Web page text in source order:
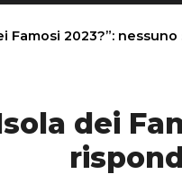
Famosi 2023?”:
dei